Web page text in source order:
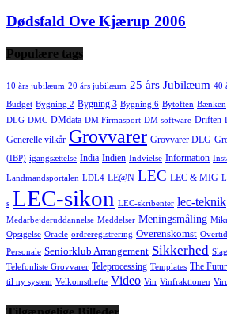
Dødsfald Ove Kjærup 2006
Populære tags
10 års jubilæum 20 års jubilæum 25 års Jubilæum 40
Budget Bygning 2 Bygning 3 Bygning 6 Bytoften Bænken
DLG DMC DMdata DM Firmasport DM software Driften
Generelle vilkår Grovvarer Grovvarer DLG
(IBP) igangsættelse India Indien Indvielse Information
Landmandsportalen LDL4 LE@N LEC LEC & MIG
s LEC-sikon LEC-skribenter lec-teknik
Medarbejderuddannelse Meddelser Meningsmåling
Opsigelse Oracle ordreregistrering Overenskomst Overtid
Personale Seniorklub Arrangement Sikkerhed
Telefonliste Grovvarer Teleprocessing Templates The
til ny system Velkomsthefte Video Vin Vinfraktionen